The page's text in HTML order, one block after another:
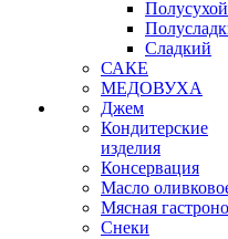
Полусухой
Сладкий
САКЕ
МЕДОВУХА
Джем
Кондитерские
изделия
Консервация
Масло
Мясная
Снеки